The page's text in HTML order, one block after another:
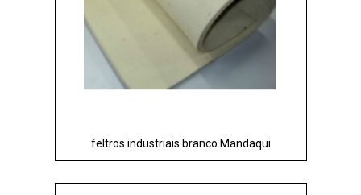
feltros industriais branco Mandaqui